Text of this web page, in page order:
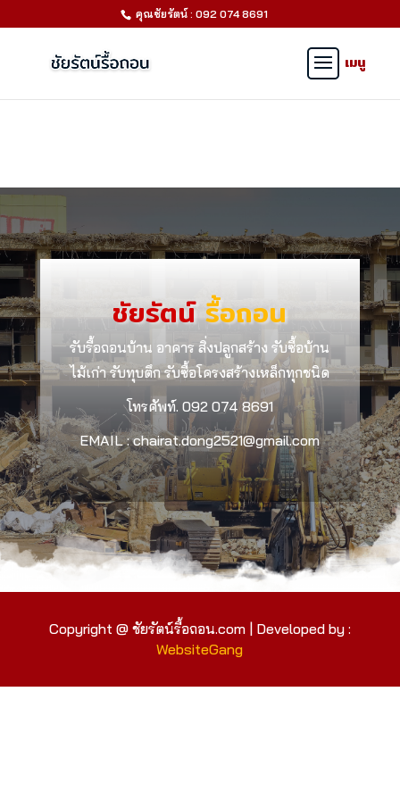
คุณชัยรัตน์ : 092 074 8691
ชัยรัตน์รื้อถอน
รับรื้อถอนบ้าน อาคาร สิ่งปลูกสร้าง รับซื้อบ้าน
ไม้เก่า รับทุบตึก รับซื้อโครงสร้างเหล็กทุกชนิด
โทรศัพท์. 092 074 8691
EMAIL : chairat.dong2521@gmail.com
Copyright @ ชัยรัตน์รื้อถอน.com | Developed by :
WebsiteGang